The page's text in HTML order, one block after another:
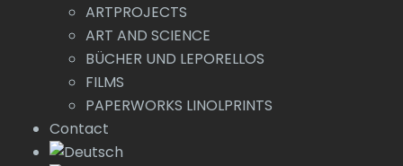
ARTPROJECTS
ART AND SCIENCE
BÜCHER UND LEPORELLOS
FILMS
PAPERWORKS LINOLPRINTS
Contact